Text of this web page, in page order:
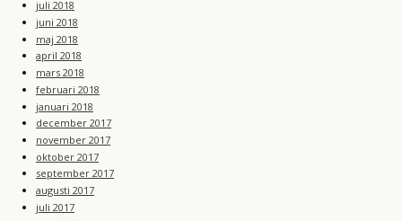
juli 2018
juni 2018
maj 2018
april 2018
mars 2018
februari 2018
januari 2018
december 2017
november 2017
oktober 2017
september 2017
augusti 2017
juli 2017